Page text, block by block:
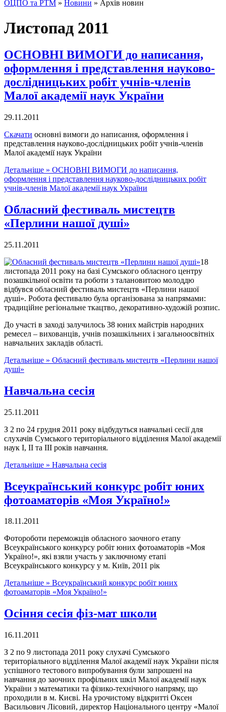
ОЦПО та РТМ » Новини » Архів новин
Листопад 2011
ОСНОВНІ ВИМОГИ до написання,
оформлення і представлення науково-
дослідницьких робіт учнів-членів
Малої академії наук України
29.11.2011
Скачати основні вимоги до написання, оформлення і
представлення науково-дослідницьких робіт учнів-членів
Малої академії наук України
Детальніше » ОСНОВНІ ВИМОГИ до написання,
оформлення і представлення науково-дослідницьких робіт
учнів-членів Малої академії наук України
Обласний фестиваль мистецтв
«Перлини нашої душі»
25.11.2011
18
листопада 2011 року на базі Сумського обласного центру
позашкільної освіти та роботи з талановитою молоддю
відбувся обласний фестиваль мистецтв «Перлини нашої
душі». Робота фестивалю була організована за напрямами:
традиційне регіональне ткацтво, декоративно-художій розпис.
До участі в заході залучилось 38 юних майстрів народних
ремесел – вихованців, учнів позашкільних і загальноосвітніх
навчальних закладів області.
Детальніше » Обласний фестиваль мистецтв «Перлини нашої
душі»
Навчальна сесія
25.11.2011
З 2 по 24 грудня 2011 року відбудуться навчальні сесії для
слухачів Сумського територіального відділення Малої академії
наук І, ІІ та ІІІ років навчання.
Детальніше » Навчальна сесія
Всеукраїнський конкурс робіт юних
фотоаматорів «Моя Україно!»
18.11.2011
Фотороботи переможців обласного заочного етапу
Всеукраїнського конкурсу робіт юних фотоаматорів «Моя
Україно!», які взяли участь у заключному етапі
Всеукраїнського конкурсу у м. Київ, 2011 рік
Детальніше » Всеукраїнський конкурс робіт юних
фотоаматорів «Моя Україно!»
Осіння сесія фіз-мат школи
16.11.2011
З 2 по 9 листопада 2011 року слухачі Сумського
територіального відділення Малої академії наук України після
успішного тестового випробування були запрошені на
навчання до заочних профільних шкіл Малої академії наук
України з математики та фізико-технічного напряму, що
проходили в м. Києві. На урочистому відкритті Оксен
Васильович Лісовий, директор Національного центру «Малої